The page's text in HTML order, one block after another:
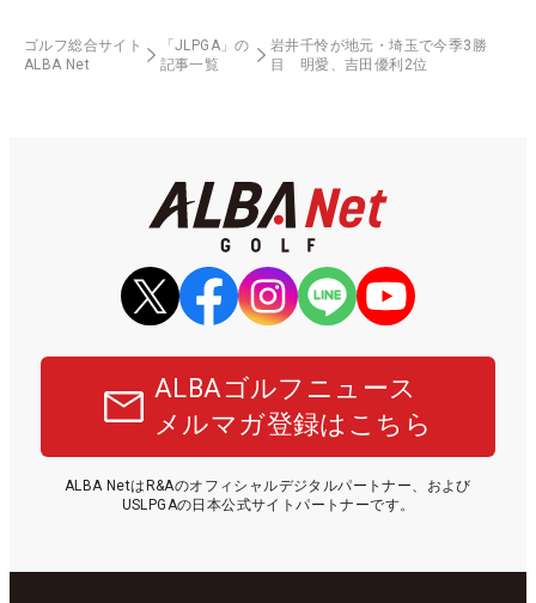
ゴルフ総合サイト
ALBA Net
「JLPGA」の
記事一覧
岩井千怜が地元・埼玉で今季3勝
目 明愛、吉田優利2位
ALBAゴルフニュース
メルマガ登録はこちら
ALBA NetはR&Aのオフィシャルデジタルパートナー、および
USLPGAの日本公式サイトパートナーです。